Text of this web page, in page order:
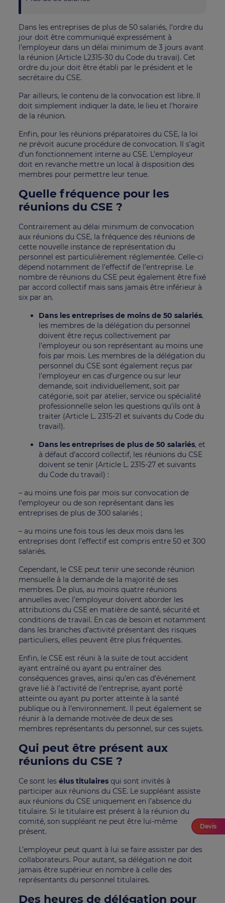
Dans les entreprises de plus de 50 salariés, l’ordre du
jour doit être communiqué expressément à
l’employeur dans un délai minimum de 3 jours avant
la réunion (Article L2315-30 du Code du travai). Cet
ordre du jour doit être établi par le président et le
secrétaire du CSE.
Par ailleurs, le contenu de la convocation est libre. Il
doit simplement indiquer la date, le lieu et l’horaire
de la réunion.
Enfin, pour les réunions préparatoires du CSE, la loi
ne prévoit aucune procédure de convocation. Il s’agit
d’un fonctionnement interne au CSE. L’employeur
doit en revanche mettre un local à disposition des
membres pour permettre leur tenue.
Quelle fréquence pour les
réunions du CSE ?
Contrairement au délai minimum de convocation
aux réunions du CSE, la fréquence des réunions de
cette nouvelle instance de représentation du
personnel est particulièrement réglementée. Celle-ci
dépend notamment de l’effectif de l’entreprise. Le
nombre de réunions du CSE peut également être fixé
par accord collectif mais sans jamais être inférieur à
six par an.
Dans les entreprises de moins de 50 salariés,
les membres de la délégation du personnel
doivent être reçus collectivement par
l’employeur ou son représentant au moins une
fois par mois. Les membres de la délégation du
personnel du CSE sont également reçus par
l’employeur en cas d’urgence ou sur leur
demande, soit individuellement, soit par
catégorie, soit par atelier, service ou spécialité
professionnelle selon les questions qu’ils ont à
traiter (Article L. 2315-21 et suivants du Code du
travail).
Dans les entreprises de plus de 50 salariés, et
à défaut d’accord collectif, les réunions du CSE
doivent se tenir (Article L. 2315-27 et suivants
du Code du travail) :
– au moins une fois par mois sur convocation de
l’employeur ou de son représentant dans les
entreprises de plus de 300 salariés ;
– au moins une fois tous les deux mois dans les
entreprises dont l’effectif est compris entre 50 et 300
salariés.
Cependant, le CSE peut tenir une seconde réunion
mensuelle à la demande de la majorité de ses
membres. De plus, au moins quatre réunions
annuelles avec l’employeur doivent aborder les
attributions du CSE en matière de santé, sécurité et
conditions de travail. En cas de besoin et notamment
dans les branches d’activité présentant des risques
particuliers, elles peuvent être plus fréquentes.
Enfin, le CSE est réuni à la suite de tout accident
ayant entraîné ou ayant pu entraîner des
conséquences graves, ainsi qu’en cas d’événement
grave lié à l’activité de l’entreprise, ayant porté
atteinte ou ayant pu porter atteinte à la santé
publique ou à l’environnement. Il peut également se
réunir à la demande motivée de deux de ses
membres représentants du personnel, sur ces sujets.
Qui peut être présent aux
réunions du CSE ?
Ce sont lesélus titulaires qui sont invités à
participer aux réunions du CSE. Le suppléant assiste
aux réunions du CSE uniquement en l’absence du
titulaire. Si le titulaire est présent à la réunion du
comité, son suppléant ne peut être lui-même
présent.
L’employeur peut quant à lui se faire assister par des
collaborateurs. Pour autant, sa délégation ne doit
jamais être supérieur en nombre à celle des
représentants du personnel titulaires.
Des heures de délégation pour
Devis